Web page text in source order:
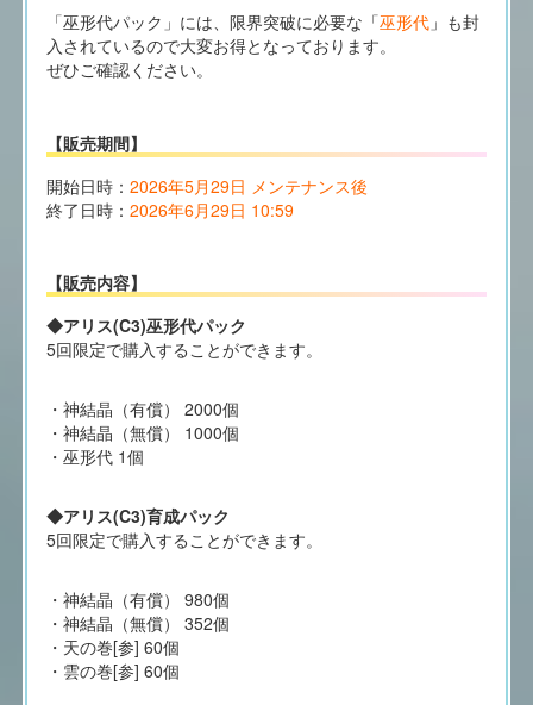
「巫形代パック」には、限界突破に必要な「巫形代」も封
入されているので大変お得となっております。
ぜひご確認ください。
【販売期間】
開始日時： 2026年5月29日 メンテナンス後
終了日時： 2026年6月29日 10:59
【販売内容】
◆アリス(C3)巫形代パック
5回限定で購入することができます。
・神結晶（有償） 2000個
・神結晶（無償） 1000個
・巫形代 1個
◆アリス(C3)育成パック
5回限定で購入することができます。
・神結晶（有償） 980個
・神結晶（無償） 352個
・天の巻[参] 60個
・雲の巻[参] 60個